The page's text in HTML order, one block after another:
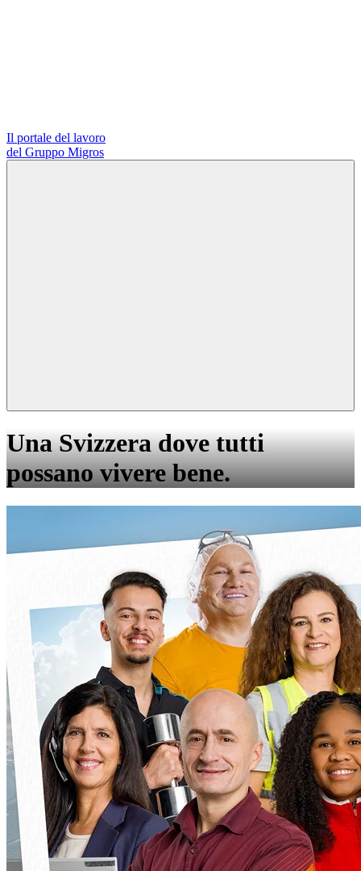
Il portale del lavoro
del Gruppo Migros
Una Svizzera dove tutti
possano vivere bene.